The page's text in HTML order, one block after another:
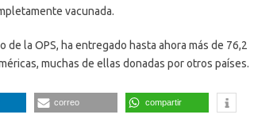
vacunada.
de la OPS, ha entregado hasta ahora más de 76,2
muchas de ellas donadas por otros países.
correo compartir